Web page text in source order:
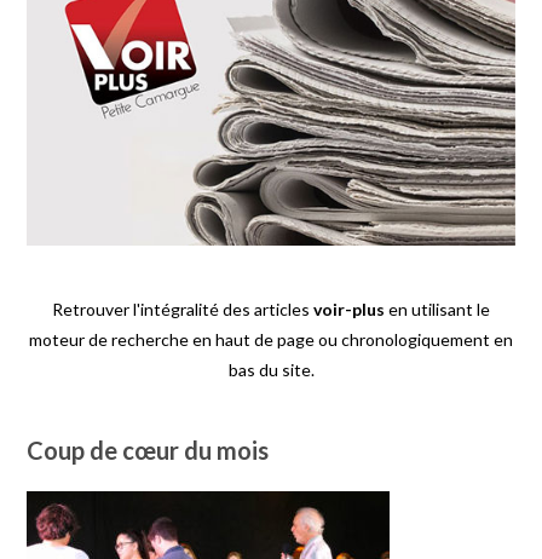
Retrouver l'intégralité des articles voir-plus en utilisant le
moteur de recherche en haut de page ou chronologiquement en
bas du site.
Coup de cœur du mois